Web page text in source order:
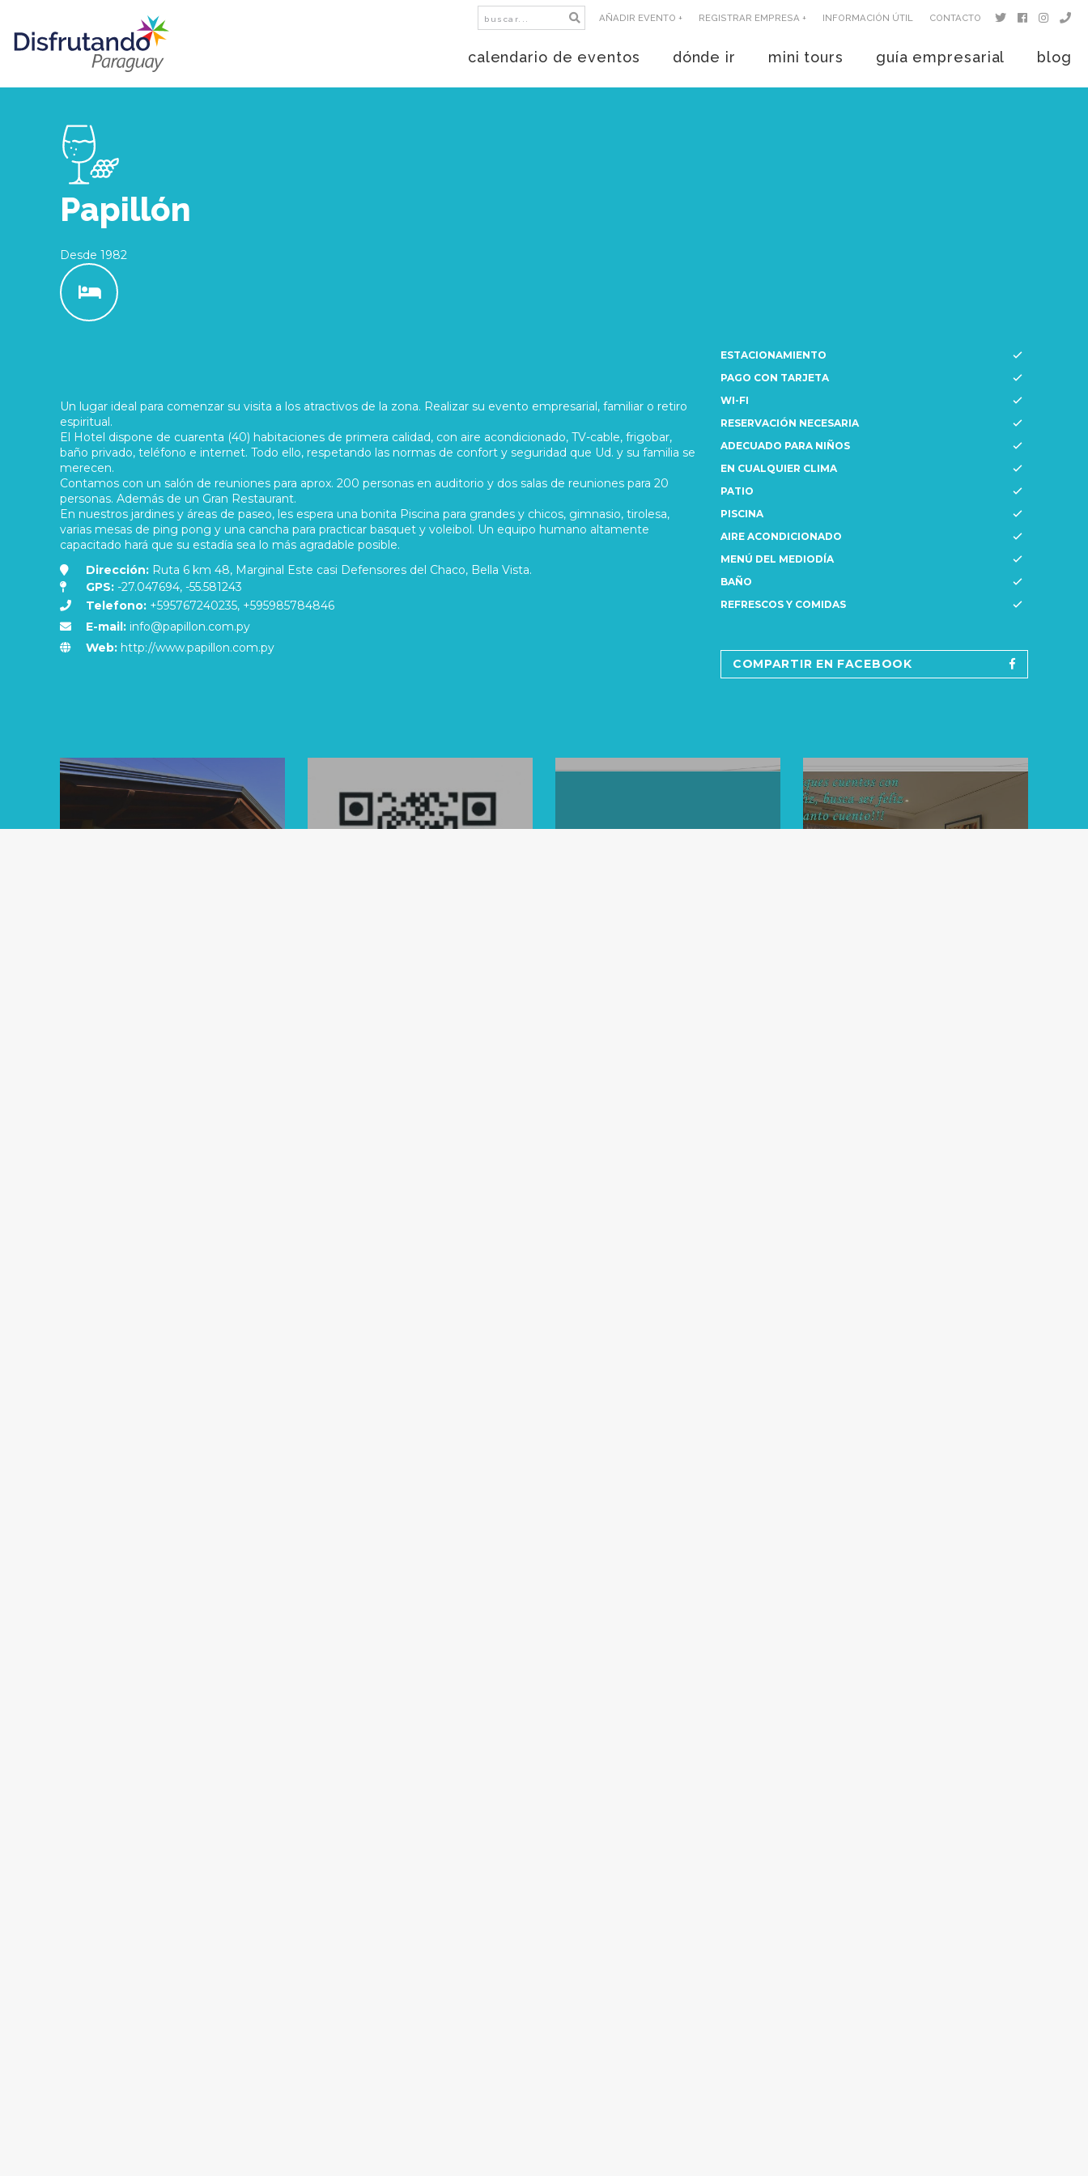
AÑADIR EVENTO + REGISTRAR EMPRESA + INFORMACIÓN ÚTIL CONTACTO
calendario de eventos dónde ir mini tours guía empresarial blog
Papillón
Desde 1982
Un lugar ideal para comenzar su visita a los atractivos de la zona. Realizar su evento empresarial, familiar o retiro
espiritual.
El Hotel dispone de cuarenta (40) habitaciones de primera calidad, con aire acondicionado, TV-cable, frigobar,
baño privado, teléfono e internet. Todo ello, respetando las normas de confort y seguridad que Ud. y su familia se
merecen.
Contamos con un salón de reuniones para aprox. 200 personas en auditorio y dos salas de reuniones para 20
personas. Además de un Gran Restaurant.
En nuestros jardines y áreas de paseo, les espera una bonita Piscina para grandes y chicos, gimnasio, tirolesa,
varias mesas de ping pong y una cancha para practicar basquet y voleibol. Un equipo humano altamente
capacitado hará que su estadía sea lo más agradable posible.
Dirección: Ruta 6 km 48, Marginal Este casi Defensores del Chaco, Bella Vista.
GPS: -27.047694, -55.581243
Telefono: +595767240235, +595985784846
E-mail: info@papillon.com.py
Web: http://www.papillon.com.py
ESTACIONAMIENTO
PAGO CON TARJETA
WI-FI
RESERVACIÓN NECESARIA
ADECUADO PARA NIÑOS
EN CUALQUIER CLIMA
PATIO
PISCINA
AIRE ACONDICIONADO
MENÚ DEL MEDIODÍA
BAÑO
REFRESCOS Y COMIDAS
COMPARTIR EN FACEBOOK